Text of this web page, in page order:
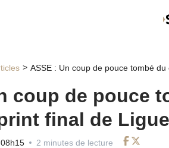
ASSE : Un coup de pouce tombé
coup de pouce
final de
2 minutes de lecture